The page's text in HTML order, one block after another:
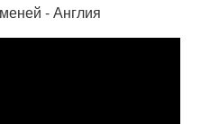
- Англия